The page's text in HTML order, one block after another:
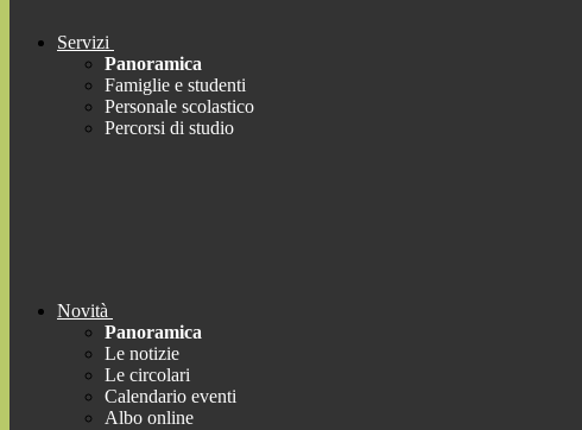
Servizi
Panoramica
Famiglie e studenti
Personale scolastico
Percorsi di studio
Novità
Panoramica
Le notizie
Le circolari
Calendario eventi
Albo online